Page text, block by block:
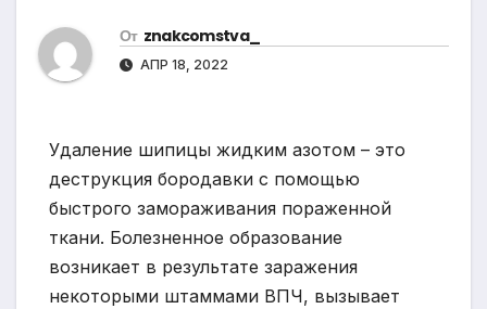
От znakcomstva_
АПР 18, 2022
Удаление шипицы жидким азотом – это
деструкция бородавки с помощью
быстрого замораживания пораженной
ткани. Болезненное образование
возникает в результате заражения
некоторыми штаммами ВПЧ, вызывает